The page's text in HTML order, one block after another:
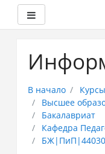
основному
В начало
Курсы
Высшее
Бакалавриат
Кафедра